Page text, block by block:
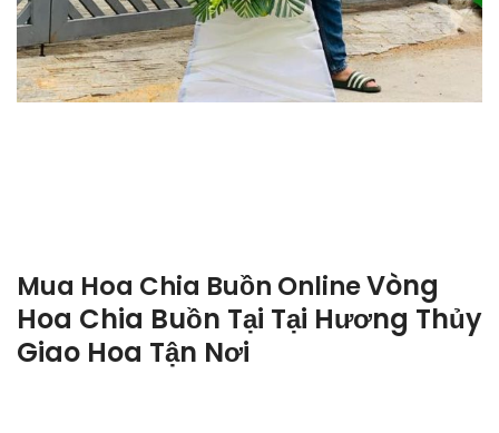
Mua Hoa Chia Buồn OnlineVòng
Hoa Chia Buồn Tại Tại Hương Thủy
Giao Hoa Tận Nơi